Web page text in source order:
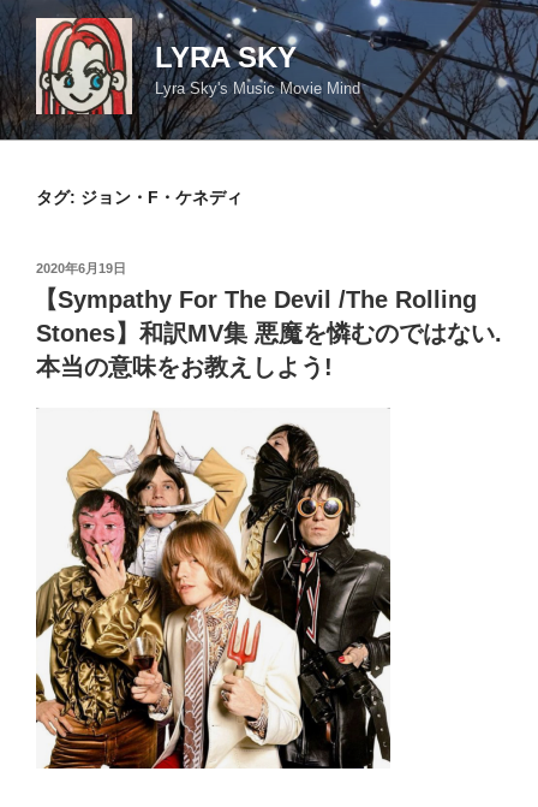
コ
ン
テ
ン
ツ
LYRA SKY
Lyra Sky's Music Movie Mind
タグ: ジョン・F・ケネディ
投
日:
2020年6月19日
【Sympathy For The Devil /The Rolling
Stones】和訳MV集 悪魔を憐むのではない.
本当の意味をお教えしよう!